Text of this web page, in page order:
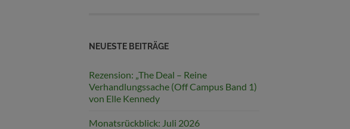
NEUESTE BEITRÄGE
Rezension: „The Deal – Reine
Verhandlungssache (Off Campus Band 1)
von Elle Kennedy
Monatsrückblick: Juli 2026